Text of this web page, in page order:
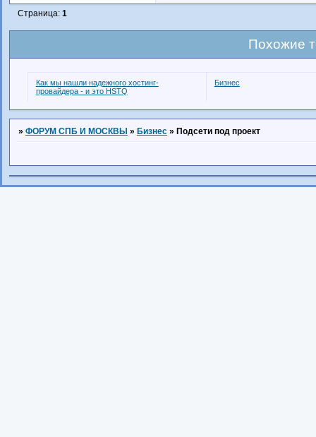
Страница: 1
Похожие
Как мы нашли надежного хостинг-
провайдера - и это HSTQ
Бизнес
» ФОРУМ СПБ И МОСКВЫ » Бизнес » Подсети под проект